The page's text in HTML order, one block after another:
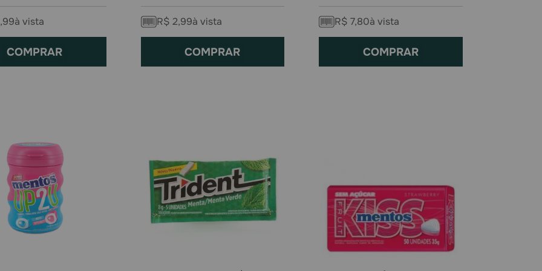
,99à vista
COMPRAR
R$ 2,99à vista
COMPRAR
R$ 7,80à vista
COMPRAR